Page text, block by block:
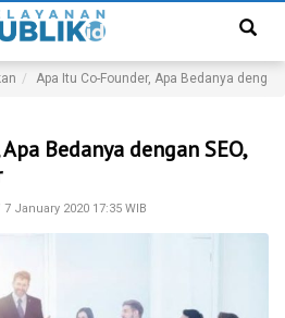
Apa Itu Co-Founder, Apa Bedanya
Bedanya dengan SEO,
7 January 2020 17:35 WIB